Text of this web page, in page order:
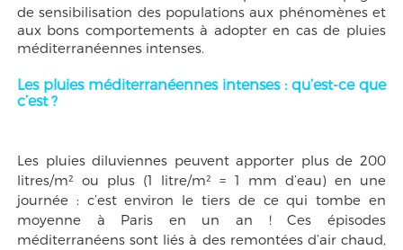
de sensibilisation des populations aux phénomènes et
aux bons comportements à adopter en cas de pluies
méditerranéennes intenses.
Les pluies méditerranéennes intenses : qu’est-ce que
c’est ?
Les pluies diluviennes peuvent apporter plus de 200
litres/m² ou plus (1 litre/m² = 1 mm d’eau) en une
journée : c’est environ le tiers de ce qui tombe en
moyenne à Paris en un an ! Ces épisodes
méditerranéens sont liés à des remontées d’air chaud,